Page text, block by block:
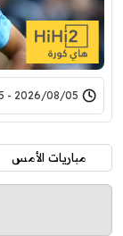
2026/08/05 - 07:15
مباريات الأمس